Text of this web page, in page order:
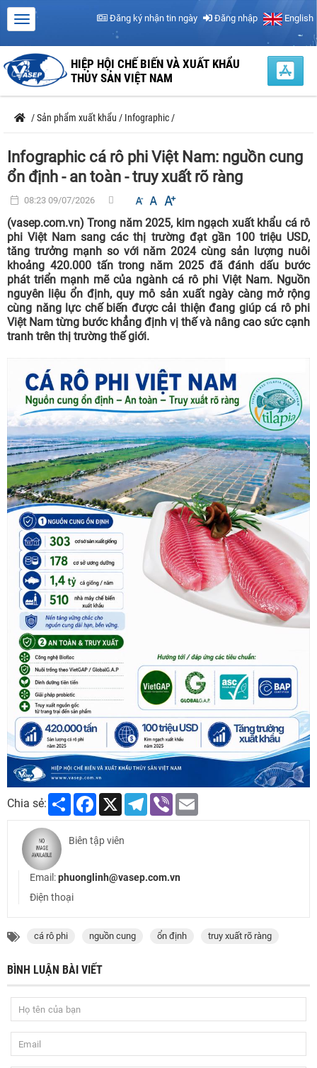
Đăng ký nhận tin ngày Đăng nhập English
HIỆP HỘI CHẾ BIẾN VÀ XUẤT KHẨU
THỦY SẢN VIỆT NAM
/Sản phẩm xuất khẩu / Infographic /
Infographic cá rô phi Việt Nam: nguồn cung
ổn định - an toàn - truy xuất rõ ràng
08:23 09/07/2026
(vasep.com.vn) Trong năm 2025, kim ngạch xuất khẩu cá rô
phi Việt Nam sang các thị trường đạt gần 100 triệu USD,
tăng trưởng mạnh so với năm 2024 cùng sản lượng nuôi
khoảng 420.000 tấn trong năm 2025 đã đánh dấu bước
phát triển mạnh mẽ của ngành cá rô phi Việt Nam. Nguồn
nguyên liệu ổn định, quy mô sản xuất ngày càng mở rộng
cùng năng lực chế biến được cải thiện đang giúp cá rô phi
Việt Nam từng bước khẳng định vị thế và nâng cao sức cạnh
tranh trên thị trường thế giới.
Chia sẻ: Share Facebook
X Telegram
Viber
Biên tập viên
Email:phuonglinh@vasep.com.vn
Điện thoại
cá rô phi nguồn cung ổn định truy xuất rõ ràng
BÌNH LUẬN BÀI VIẾT